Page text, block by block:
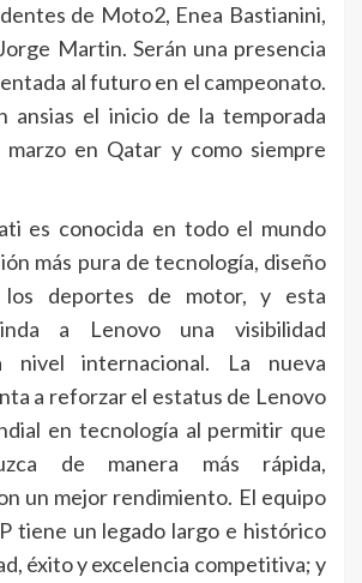
de Moto2, Enea Bastianini,
Martin. Serán una presencia
al futuro en el campeonato.
ansias el inicio de la temporada
en Qatar y como siempre
es conocida en todo el mundo
más pura de tecnología, diseño
deportes de motor, y esta
a Lenovo una visibilidad
nivel internacional. La nueva
a reforzar el estatus de Lenovo
en tecnología al permitir que
de manera más rápida,
un mejor rendimiento. El equipo
tiene un legado largo e histórico
éxito y excelencia competitiva; y